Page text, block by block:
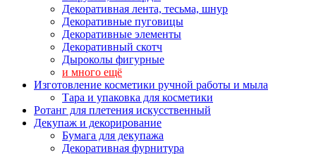
Декоративная лента, тесьма, шнур
Декоративные пуговицы
Декоративные элементы
Декоративный скотч
Дыроколы фигурные
и много ещё
Изготовление косметики ручной работы и мыла
Тара и упаковка для косметики
Ротанг для плетения искусственный
Декупаж и декорирование
Бумага для декупажа
Декоративная фурнитура